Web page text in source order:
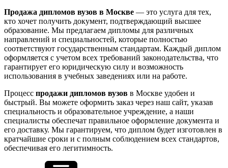
Продажа дипломов вузов в Москве — это услуга для тех,
кто хочет получить документ, подтверждающий высшее
образование. Мы предлагаем дипломы для различных
направлений и специальностей, которые полностью
соответствуют государственным стандартам. Каждый диплом
оформляется с учетом всех требований законодательства, что
гарантирует его юридическую силу и возможность
использования в учебных заведениях или на работе.
Процесс продажи дипломов вузов в Москве удобен и
быстрый. Вы можете оформить заказ через наш сайт, указав
специальность и образовательное учреждение, а наши
специалисты обеспечат правильное оформление документа и
его доставку. Мы гарантируем, что диплом будет изготовлен в
кратчайшие сроки и с полным соблюдением всех стандартов,
обеспечивая его легитимность.